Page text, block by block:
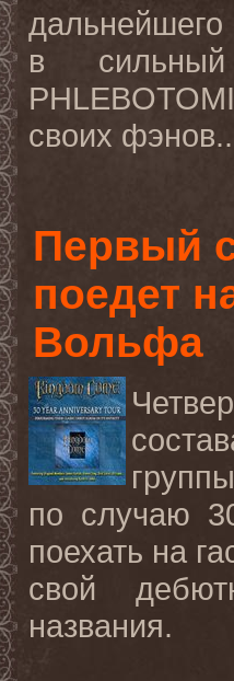
дальнейшего
в
своих
Первый
поедет
Вольфа
по случаю
поехать на
свой
названия.